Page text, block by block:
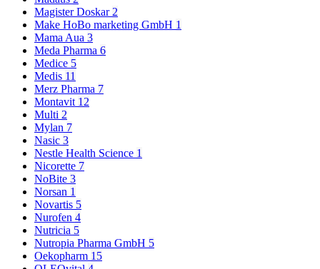
Magister Doskar 2
Make HoBo marketing GmbH 1
Mama Aua 3
Meda Pharma 6
Medice 5
Medis 11
Merz Pharma 7
Montavit 12
Multi 2
Mylan 7
Nasic 3
Nestle Health Science 1
Nicorette 7
NoBite 3
Norsan 1
Novartis 5
Nurofen 4
Nutricia 5
Nutropia Pharma GmbH 5
Oekopharm 15